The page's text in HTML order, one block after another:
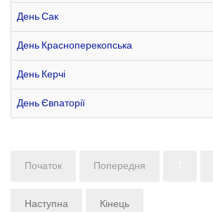
День Сак
День Красноперекопська
День Керчі
День Євпаторії
Початок Попередня
Наступна Кінець